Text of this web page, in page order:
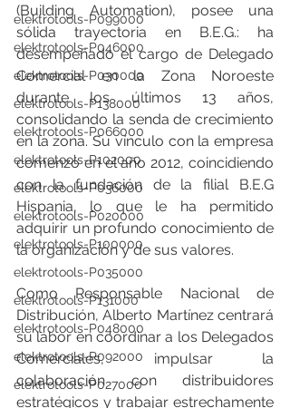
elektrotools-P099000
elektrotools-P046000
elektrotools-P030000
elektrotools-P138000
elektrotools-P066000
elektrotools-P102000
elektrotools-P036000
elektrotools-P020000
elektrotools-P100000
elektrotools-P035000
elektrotools-P131000
elektrotools-P048000
elektrotools-P092000
elektrotools-P027000
(Building Automation), posee una
sólida trayectoria en B.E.G.: ha
desempeñado el cargo de Delegado
Comercial en la Zona Noroeste
durante los últimos 13 años,
consolidando la senda de crecimiento
en la zona. Su vínculo con la empresa
comenzó en el año 2012, coincidiendo
con la fundación de la filial B.E.G
Hispania, lo que le ha permitido
adquirir un profundo conocimiento de
la organización y de sus valores.
Como Responsable Nacional de
Distribución, Alberto Martínez centrará
su labor en coordinar a los Delegados
Comerciales, impulsar la
colaboración con distribuidores
estratégicos y trabajar estrechamente